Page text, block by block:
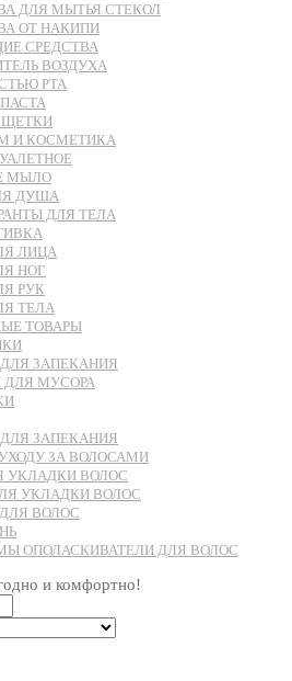
ДЛЯ МЫТЬЯ СТЕКОЛ
ОТ НАКИПИ
СРЕДСТВА
ВОЗДУХА
РТА
ЩЕТКИ
И КОСМЕТИКА
МЫЛО
ДУША
ДЛЯ ТЕЛА
ЛИЦА
НОГ
РУК
ТЕЛА
ТОВАРЫ
ЗАПЕКАНИЯ
ДЛЯ МУСОРА
ЗАПЕКАНИЯ
ЗА ВОЛОСАМИ
УКЛАДКИ ВОЛОС
УКЛАДКИ ВОЛОС
ВОЛОС
ОПОЛАСКИВАТЕЛИ ДЛЯ ВОЛОС
и комфортно!